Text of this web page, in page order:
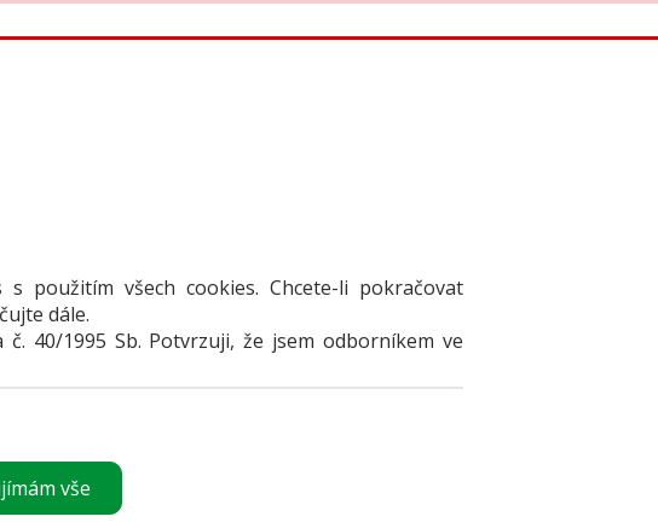
s použitím všech cookies. Chcete-li pokračovat
dále.
40/1995 Sb. Potvrzuji, že jsem odborníkem ve
vše